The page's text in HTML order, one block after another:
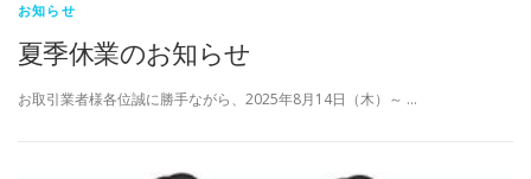
お知らせ
夏季休業のお知らせ
お取引業者様各位誠に勝手ながら、2025年8月14日（木）～ …